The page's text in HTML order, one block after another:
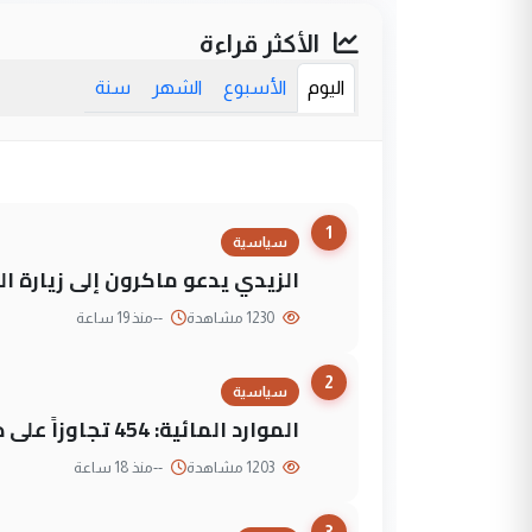
الأكثر قراءة
اليوم الأسبوع الشهر سنة
1
سياسية
الزيدي يدعو ماكرون إلى زيارة
--منذ 19 ساعة
2
سياسية
الموارد المائية: 454 تجاوزاً على دجلة تعود لجهات متنفذة
--منذ 18 ساعة